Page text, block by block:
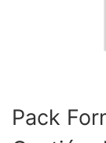
Pack